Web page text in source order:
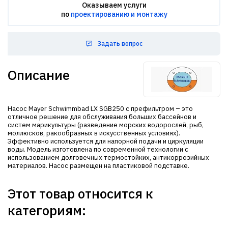
Оказываем услуги
по проектированию и монтажу
Задать вопрос
Описание
Насос Mayer Schwimmbad LX SGB250 с префильтром – это
отличное решение для обслуживания больших бассейнов и
систем марикультуры (разведение морских водорослей, рыб,
моллюсков, ракообразных в искусственных условиях).
Эффективно используется для напорной подачи и циркуляции
воды. Модель изготовлена по современной технологии с
использованием долговечных термостойких, антикоррозийных
материалов. Насос размещен на пластиковой подставке.
Этот товар относится к
категориям: